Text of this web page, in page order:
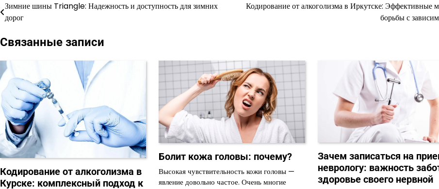
Навигация
по
записям
Зимние шины Triangle: Надежность и доступность для зимних
дорог
Кодирование от алкоголизма в Иркутске: Эффективные
борьбы с
Связанные записи
Кодирование от алкоголизма в
Курске: комплексный подход к
Болит кожа головы: почему?
Высокая чувствительность кожи головы —
явление довольно частое. Очень многие
Зачем записаться на
неврологу: важность
здоровье своего нервной